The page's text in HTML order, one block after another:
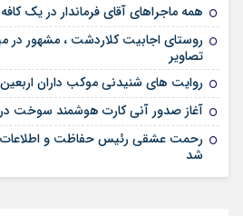
همه ماجراهای آقای فرماندار در یک
روستای اجابیت کلاردشت ، مشهور در
تصاویر
روایت های شنیدنی موکب داران
آغاز صدور آنی کارت هوشمند سوخت
رحمت عشقی رئیس حفاظت و اطلاعات
شد